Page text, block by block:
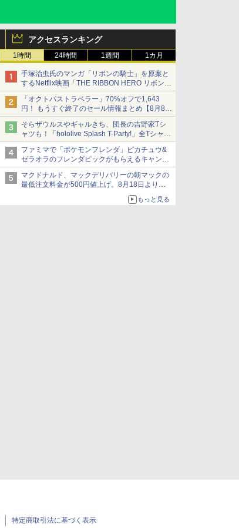
アクセスランキング
1時間 24時間 1週間 1カ月
手塚治虫氏のマンガ「リボンの騎士」を原案と
するNetflix映画「THE RIBBON HERO リボンヒ
ーロー」本日配信開始
「オクトパストラベラー」70%オフで1,643
円！ もうすぐ終了のセール情報まとめ【8月8日
更新】
ニンテンドーeショップでは「大神 絶景版」が
67%オフで990円
そらザウルスやギャルきち、団長の吉野家Tシ
ャツも！「hololive Splash T-Party!」全Tシャツ
ラインナップ公開＆オンライン販売開始
ファミマで「ポケモンフレンダ」ピカチュウ&
ゼラオラのフレンダピックがもらえるキャンペ
ーン開催！
マクドナルド、マックデリバリーの朝マックの
最低注文料金が500円値上げ。8月18日より
もっと見る
特定商取引法に基づく表示